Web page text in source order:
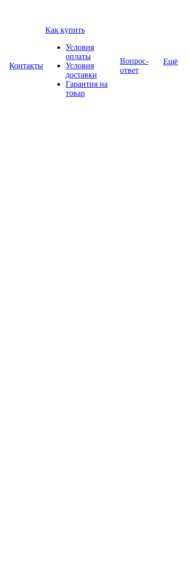
Контакты
Как купить
Условия
оплаты
Условия
доставки
Гарантия на
товар
Вопрос-
ответ
Ещё